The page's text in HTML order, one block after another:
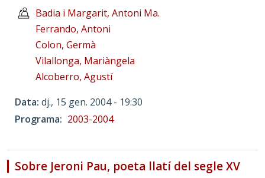
Badia i Margarit, Antoni Ma.
Ferrando, Antoni
Colon, Germà
Vilallonga, Mariàngela
Alcoberro, Agustí
Data dj., 15 gen. 2004 - 19:30
Programa
2003-2004
Sobre Jeroni Pau, poeta llatí del segle XV